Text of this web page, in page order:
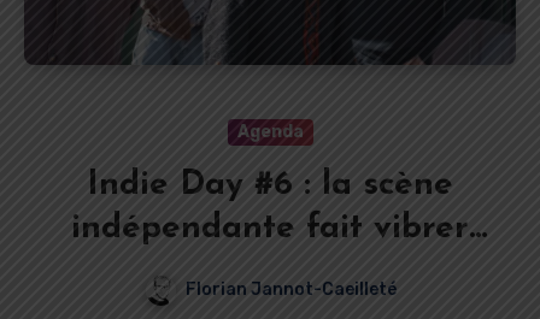
Agenda
Indie Day #6 : la scène
indépendante fait vibrer
l’automne dijonnais
Florian Jannot-Caeilleté